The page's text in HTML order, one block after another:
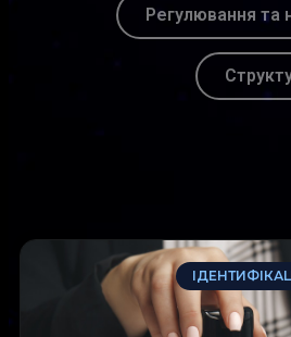
Регулювання та